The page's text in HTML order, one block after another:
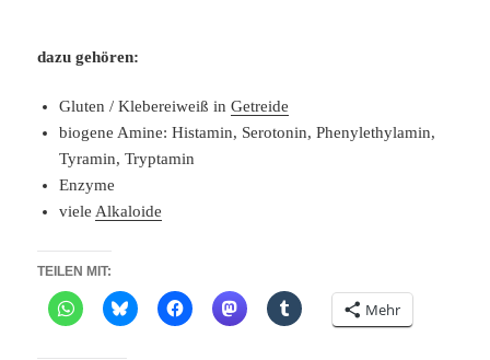
dazu gehören:
Gluten / Klebereiweiß inGetreide
biogene Amine: Histamin, Serotonin, Phenylethylamin,
Tyramin, Tryptamin
Enzyme
vieleAlkaloide
TEILEN MIT:
Mehr